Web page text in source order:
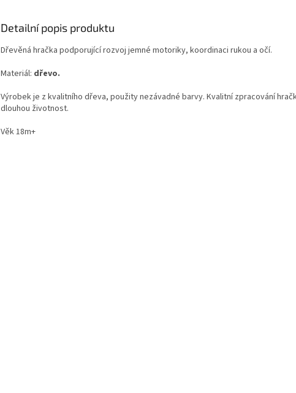
Detailní popis produktu
Dřevěná hračka podporující rozvoj jemné motoriky, koordinaci rukou a očí.
Materiál: dřevo.
Výrobek je z kvalitního dřeva, použity nezávadné barvy. Kvalitní zpracování
dlouhou životnost.
Věk 18m+